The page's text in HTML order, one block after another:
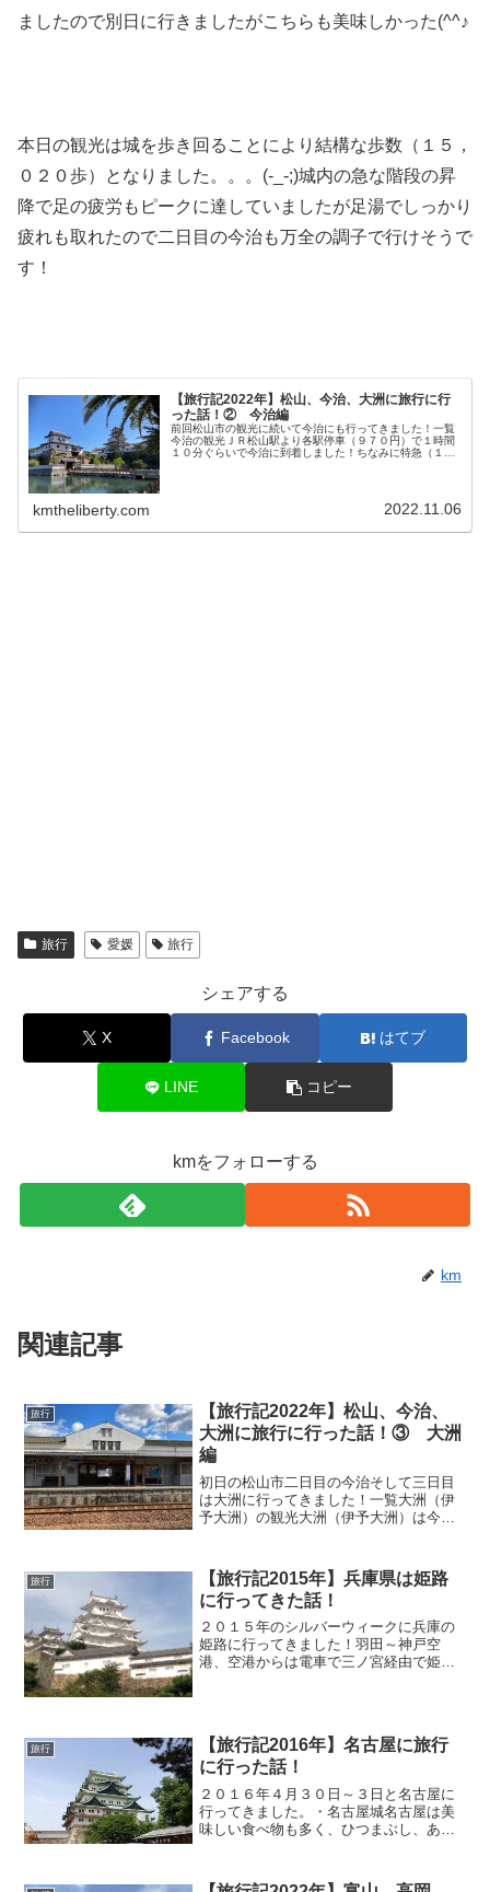
ましたので別日に行きましたがこちらも美味しかった(^^♪
本日の観光は城を歩き回ることにより結構な歩数（１５，
０２０歩）となりました。。。(-_-;)城内の急な階段の昇
降で足の疲労もピークに達していましたが足湯でしっかり
疲れも取れたので二日目の今治も万全の調子で行けそうで
す！
【旅行記2022年】松山、今治、大洲に旅行に行
った話！② 今治編
前回松山市の観光に続いて今治にも行ってきました！一覧
今治の観光ＪＲ松山駅より各駅停車（９７０円）で１時間
１０分ぐらいで今治に到着しました！ちなみに特急（１５
kmtheliberty.com 2022.11.06
旅行 愛媛 旅行
シェアする
X Facebook はてブ
LINE コピー
kmをフォローする
km
関連記事
旅行
【旅行記2022年】松山、今治、
大洲に旅行に行った話！③ 大洲
編
初日の松山市二日目の今治そして三日目
は大洲に行ってきました！一覧大洲（伊
予大洲）の観光大洲（伊予大洲）は今治
５００円）だと４０分ぐらいでの到着で
す。駅前は今治以上に人通...
旅行
【旅行記2015年】兵庫県は姫路
に行ってきた話！
２０１５年のシルバーウィークに兵庫の
姫路に行ってきました！羽田～神戸空
港、空港からは電車で三ノ宮経由で姫路
行った日は丁度連休というこ...
旅行
【旅行記2016年】名古屋に旅行
に行った話！
２０１６年４月３０日～３日と名古屋に
行ってきました。・名古屋城名古屋は美
味しい食べ物も多く、ひつまぶし、あん
けあります＾＾私はひつまぶしで有名な